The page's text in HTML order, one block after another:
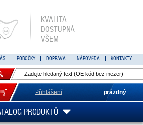
KVALITA
DOSTUPNÁ
VŠEM
POBOČKY DOPRAVA NÁPOVĚDA KONTAKTY
Přihlášení prázdný
PRODUKTŮ